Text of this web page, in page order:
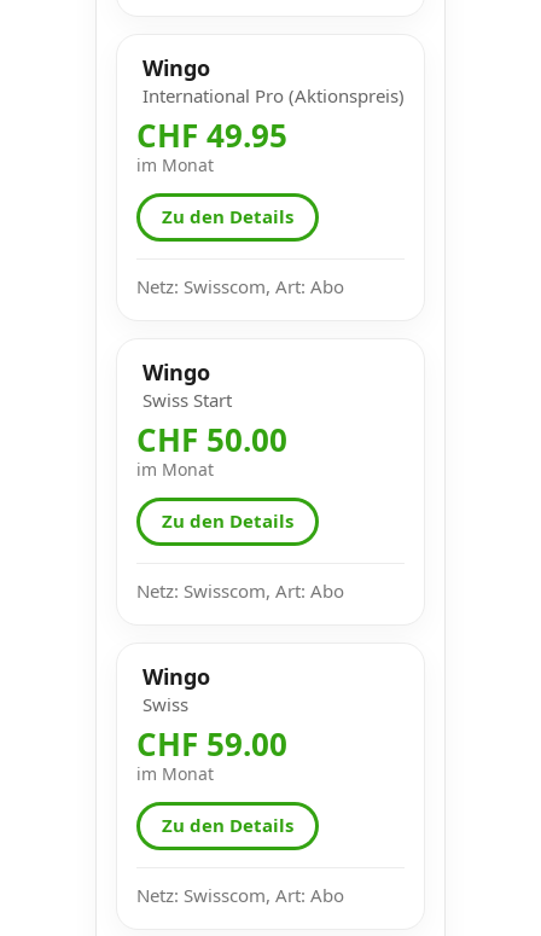
Wingo
International Pro (Aktionspreis)
CHF 49.95
im Monat
Zu den Details
Netz: Swisscom, Art: Abo
Wingo
Swiss Start
CHF 50.00
im Monat
Zu den Details
Netz: Swisscom, Art: Abo
Wingo
Swiss
CHF 59.00
im Monat
Zu den Details
Netz: Swisscom, Art: Abo